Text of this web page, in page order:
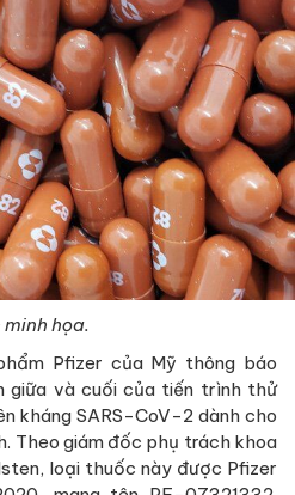
minh họa.
Pfizer của Mỹ thông báo
giữa và cuối của tiến trình thử
kháng SARS-CoV-2 dành cho
Theo giám đốc phụ trách khoa
loại thuốc này được Pfizer